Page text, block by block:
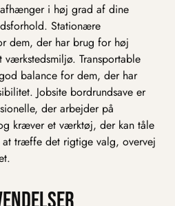
i høj grad af dine
Stationære
dem, der har brug for høj
Transportable
balance for dem, der har
Jobsite bordrundsave er
der arbejder på
kræver et værktøj, der kan tåle
træffe det rigtige valg, overvej